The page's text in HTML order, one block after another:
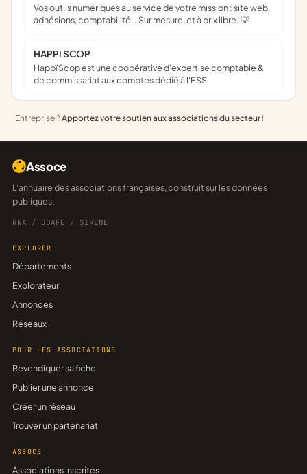
Vos outils numériques au service de votre mission : site web,
adhésions, comptabilité… Sur mesure, et à prix libre. 💡
HAPPI SCOP
Happï Scop est une coopérative d’expertise comptable &
de commissariat aux comptes dédié à l'ESS
Entreprise ?Apportez votre soutien aux associations du secteur !
Assoce
L'annuaire des associations françaises, construit sur les données
publiques.
RNA / JOAFE / SIRENE
EXPLORER
Départements
Explorateur
Annonces
Réseaux
POUR LES ASSOCIATIONS
Revendiquer sa fiche
Publier une annonce
Créer un réseau
Trouver un partenariat
ASSOCE
Associations inscrites